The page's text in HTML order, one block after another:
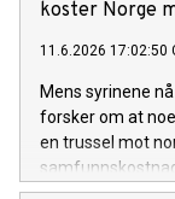
koster Norge
11.6.2026 17:02:50
Mens syrinene
forsker om at
en trussel mot